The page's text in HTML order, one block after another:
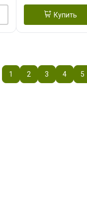
Купить
1 2 3 4 5